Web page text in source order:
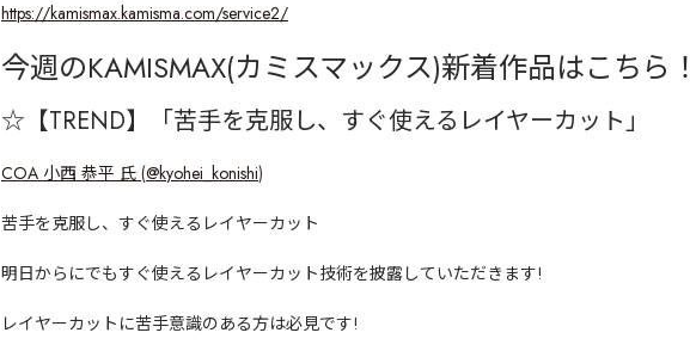
https://kamismax.kamisma.com/service2/
今週のKAMISMAX(カミスマックス)新着作品はこちら
☆【TREND】「苦手を克服し、すぐ使えるレイヤーカット」
COA 小西 恭平 氏 (@kyohei_konishi)
苦手を克服し、すぐ使えるレイヤーカット
明日からにでもすぐ使えるレイヤーカット技術を披露していただきます!
レイヤーカットに苦手意識のある方は必見です!